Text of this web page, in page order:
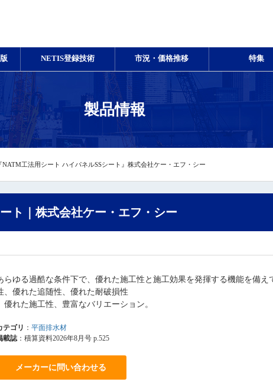
NETIS登録技術 市況・価格推移 特集
製品情報
NATM工法用シート ハイパネルSSシート』株式会社ケー・エフ・シー
ト｜株式会社ケー・エフ・シー
らゆる過酷な条件下で、優れた施工性と施工効果を発揮する機能を備
、優れた追随性、優れた耐破損性
優れた施工性、豊富なバリエーション。
テゴリ ： 平面排水材
載誌：積算資料2026年8月号 p.525
メーカーに問い合わせる